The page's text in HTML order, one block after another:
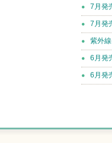
7月発
7月発
紫外
6月発
6月発